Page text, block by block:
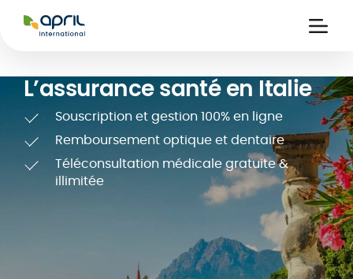
International
Carte assuré
L’assurance santé en Italie
Souscription et gestion 100% en ligne
Remboursement optique et dentaire
Téléconsultation médicale gratuite &
illimitée